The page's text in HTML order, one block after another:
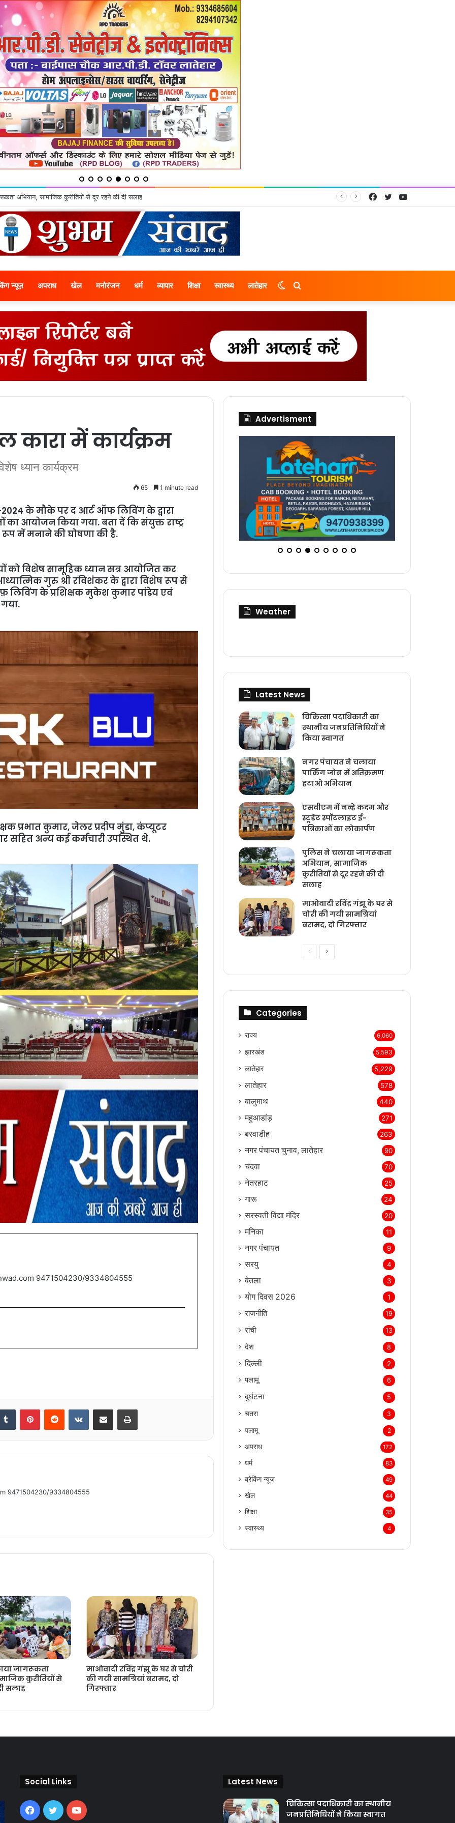
घर से चोरी की गयी सामग्रियां बरामद, दो गिरफ्तार YouTube
Twitter
Facebook
न्यूज़ अपराध खेल मनोरंजन धर्म व्यापार शिक्षा स्वास्थ्य लातेहार Search
Switch
कारा में कार्यक्रम
ध्‍यान कार्यक्रम
65 1 minute read
2024 के मौके पर द आर्ट ऑफ लिविंग के द्वारा
का आयोजन किया गया. बता दें कि संयुक्त राष्ट्र
रूप में मनाने की घोषणा की है.
को विशेष सामूहिक ध्यान सत्र आयोजित कर
गुरु श्री रविशंकर के द्वारा विशेष रूप से
लिविंग के प्रशिक्षक मुकेश कुमार पांडेय एवं
प्रभात कुमार, जेलर प्रदीप मुंडा, कंप्यूटर
सहित अन्य कई कर्मचारी उपस्थित थे.
9471504230/9334804555
Tumblr PinterestReddit VKontakteShare via Email Print
9471504230/9334804555
जागरूकता
कुरीतियों से
सलाह
माओवादी रविंद्र गंझू के घर से चोरी
की गयी सामग्रियां बरामद, दो
गिरफ्तार
Advertisment
Weather
Latest News
चिकित्‍सा पदाधिकारी का
स्थानीय जनप्रतिनिधियों ने
किया स्वागत
नगर पंचायत ने चलाया
पार्किंग जोन में अतिक्रमण
हटाओ अभियान
एसवीएम में नन्हे कदम और
स्टूडेंट स्पॉटलाइट ई-
पत्रिकाओं का लोकार्पण
पुलिस ने चलाया जागरूकता
अभियान, सामाजिक
कुरीतियों से दूर रहने की दी
सलाह
माओवादी रविंद्र गंझू के घर से
चोरी की गयी सामग्रियां
बरामद, दो गिरफ्तार
PreviousNext
Categories
राज्‍य 6,060
झारखंड 5,593
लातेहार 5,229
लातेहार 578
बालुमाथ 440
महुआडांड़ 271
बरवाडीह 263
नगर पंचायत चुनाव, लातेहार 90
चंदवा 70
नेतरहाट 25
गारू 24
सरस्‍वती विद्या मंदिर 20
मनिका 11
नगर पंचायत 9
सरयु 4
बेतला 3
योग दिवस 2026 1
राजनीति 19
रांची 13
देश 8
दिल्‍ली 2
पलामू 6
दुर्घटना 5
चतरा 3
पलामू 2
अपराध 172
धर्म 83
ब्रेकिंग न्यूज़ 49
खेल 44
शिक्षा 35
स्वास्थ्य 4
Social Links
Facebook
TwitterYouTube
Latest News
चिकित्‍सा पदाधिकारी का स्थानीय
जनप्रतिनिधियों ने किया स्वागत